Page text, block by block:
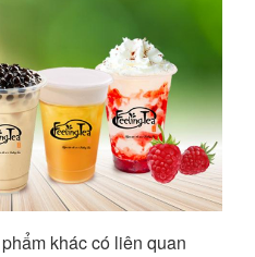
khác có liên quan